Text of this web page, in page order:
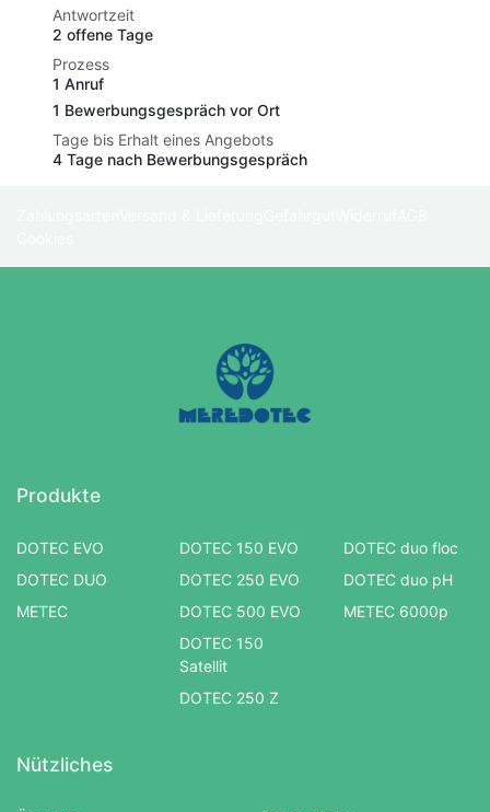
Antwortzeit
2 offene Tage
Prozess
1 Anruf
1 Bewerbungsgespräch vor Ort
Tage bis Erhalt eines Angebots
4 Tage nach Bewerbungsgespräch
Produkte
DOTEC EVO
DOTEC DUO
METEC
DOTEC 150 EVO
DOTEC 250 EVO
DOTEC 500 EVO
DOTEC 150
Satellit
DOTEC 250 Z
DOTEC duo floc
DOTEC duo pH
METEC 6000p
Nützliches